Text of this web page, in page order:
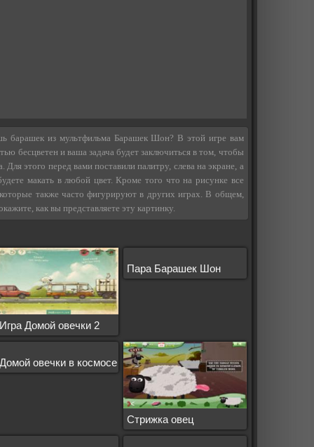
барашек из мультфильма Барашек Шон? В этой игре вам
бесцветен и ваша задача будет заключиться в том, чтобы
Для этого перед вами поставили палитру, слева на экране, а
макать в любой цвет. Кроме того что на рисунке все
также часто фигурируют в других играх. В общем,
как вы представляете эту картинку.
Игра Домой овечки 2
Пара Барашек Шон
Домой овечки в космосе
Стрижка овец